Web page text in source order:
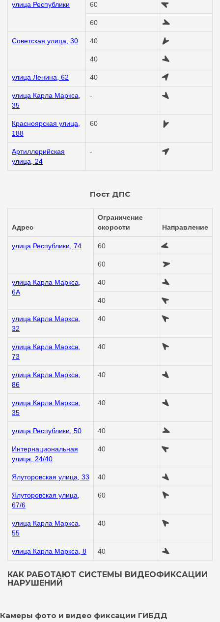
улица Республики 60
60
Советская улица, 30 40
40
улица Ленина, 62 40
улица Карла Маркса,
35
-
Красноярская улица,
188
60
Артиллерийская
улица, 24
-
Пост ДПС
Адрес
Ограничение
скорости
Направление
улица Республики, 74 60
60
улица Карла Маркса,
6А
40
40
улица Карла Маркса,
32
40
улица Карла Маркса,
73
40
улица Карла Маркса,
86
40
улица Карла Маркса,
35
40
улица Республики, 50 40
Интернациональная
улица, 24/40
40
Ялуторовская улица, 33 40
Ялуторовская улица,
67/6
60
улица Карла Маркса,
55
40
улица Карла Маркса, 8 40
КАК РАБОТАЮТ СИСТЕМЫ ВИДЕОФИКСАЦИИ
НАРУШЕНИЙ
Камеры фото и видео фиксации ГИБДД